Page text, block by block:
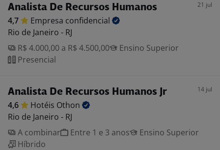
Analista De Recursos Humanos 21 jul
4,7 Empresa confidencial
Rio de Janeiro - RJ
R$ 4.000,00 a R$ 4.500,00
Ensino Superior
Presencial
Analista De Recursos Humanos Jr 14 jul
4,6 Hotéis Othon
Rio de Janeiro - RJ
A combinar
Entre 1 e 3 anos
Ensino Superior
Híbrido